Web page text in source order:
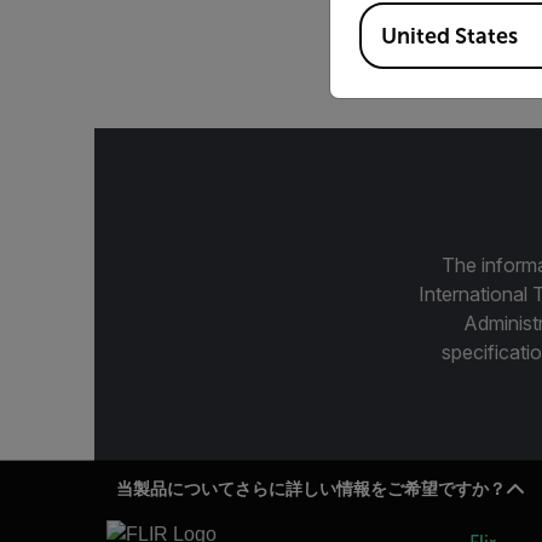
The
International
当製品についてさらに詳しい情報をご希望ですか？
Available Locations
United States